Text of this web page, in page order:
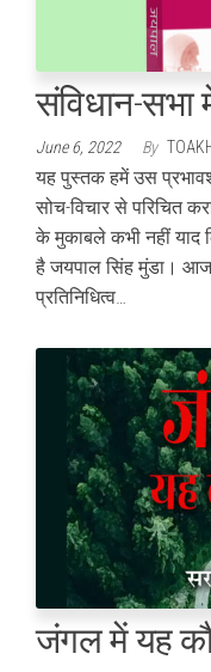
संविधान-सभा
June 6, 2022 By
यह पुस्तक हमें उस
सोच-विचार से परिचित
के मुकाबले कभी नहीं याद
है जयपाल सिंह मुंडा।
प्रतिनिधित्व…
जंगल में यह